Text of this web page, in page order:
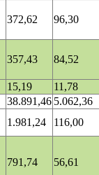
372,62 96,30
357,43 84,52
15,19
11,78
38.891,46 5.062,36
1.981,24
116,00
791,74 56,61